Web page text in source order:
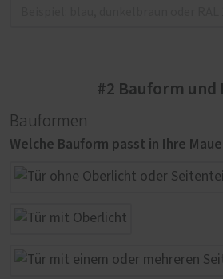
#2 Bauform und
Bauformen
Welche Bauform passt in Ihre